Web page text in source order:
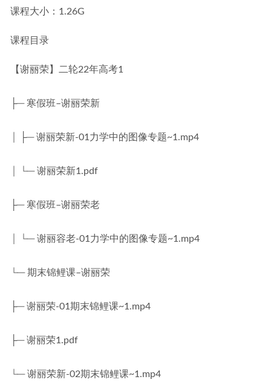
课程大小：1.26G
课程目录
【谢丽荣】二轮22年高考1
├─ 寒假班–谢丽荣新
│ ├─ 谢丽荣新-01力学中的图像专题~1.mp4
│ └─ 谢丽荣新1.pdf
├─ 寒假班–谢丽荣老
│ └─ 谢丽容老-01力学中的图像专题~1.mp4
└─ 期末锦鲤课–谢丽荣
├─ 谢丽荣-01期末锦鲤课~1.mp4
├─ 谢丽荣1.pdf
└─ 谢丽荣新-02期末锦鲤课~1.mp4